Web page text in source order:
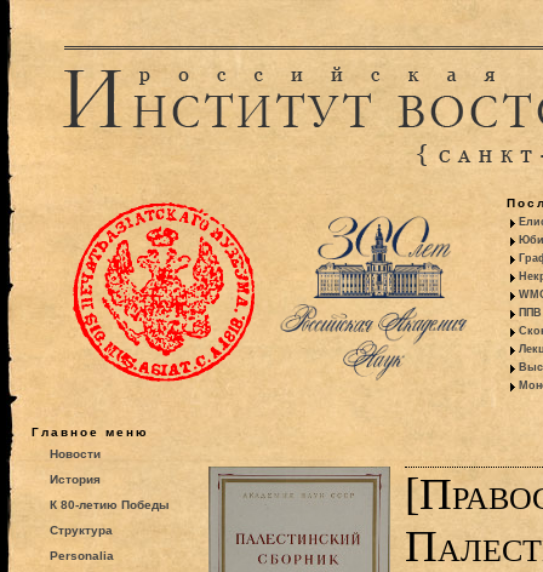
ППВ
Главное меню
Новости
История
К 80-летию Победы
Структура
Personalia